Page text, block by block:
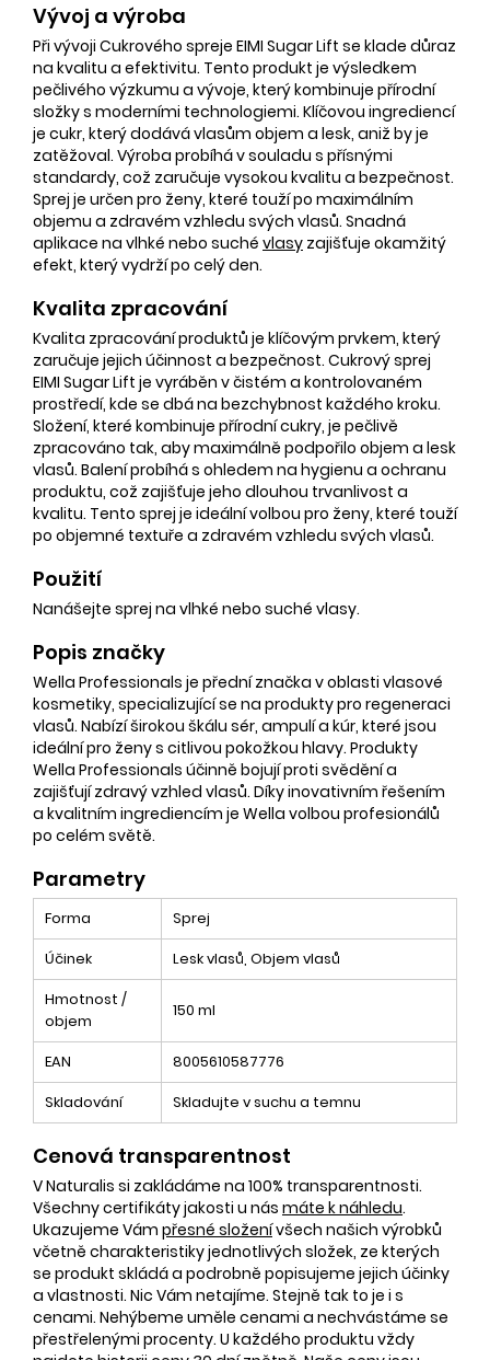
Vývoj a výroba
Při vývoji Cukrového spreje EIMI Sugar Lift se klade důraz
na kvalitu a efektivitu. Tento produkt je výsledkem
pečlivého výzkumu a vývoje, který kombinuje přírodní
složky s moderními technologiemi. Klíčovou ingrediencí
je cukr, který dodává vlasům objem a lesk, aniž by je
zatěžoval. Výroba probíhá v souladu s přísnými
standardy, což zaručuje vysokou kvalitu a bezpečnost.
Sprej je určen pro ženy, které touží po maximálním
objemu a zdravém vzhledu svých vlasů. Snadná
aplikace na vlhké nebo suché vlasy zajišťuje okamžitý
efekt, který vydrží po celý den.
Kvalita zpracování
Kvalita zpracování produktů je klíčovým prvkem, který
zaručuje jejich účinnost a bezpečnost. Cukrový sprej
EIMI Sugar Lift je vyráběn v čistém a kontrolovaném
prostředí, kde se dbá na bezchybnost každého kroku.
Složení, které kombinuje přírodní cukry, je pečlivě
zpracováno tak, aby maximálně podpořilo objem a lesk
vlasů. Balení probíhá s ohledem na hygienu a ochranu
produktu, což zajišťuje jeho dlouhou trvanlivost a
kvalitu. Tento sprej je ideální volbou pro ženy, které touží
po objemné textuře a zdravém vzhledu svých vlasů.
Použití
Nanášejte sprej na vlhké nebo suché vlasy.
Popis značky
Wella Professionals je přední značka v oblasti vlasové
kosmetiky, specializující se na produkty pro regeneraci
vlasů. Nabízí širokou škálu sér, ampulí a kúr, které jsou
ideální pro ženy s citlivou pokožkou hlavy. Produkty
Wella Professionals účinně bojují proti svědění a
zajišťují zdravý vzhled vlasů. Díky inovativním řešením
a kvalitním ingrediencím je Wella volbou profesionálů
po celém světě.
Parametry
Forma
Sprej
Účinek
Lesk vlasů, Objem vlasů
Hmotnost /
objem
150 ml
EAN
8005610587776
Skladování
Skladujte v suchu a temnu
Cenová transparentnost
V Naturalis si zakládáme na 100% transparentnosti.
Všechny certifikáty jakosti u nás máte k náhledu.
Ukazujeme Vám přesné složenívšech našich výrobků
včetně charakteristiky jednotlivých složek, ze kterých
se produkt skládá a podrobně popisujeme jejich účinky
a vlastnosti. Nic Vám netajíme. Stejně tak to je i s
cenami. Nehýbeme uměle cenami a nechvástáme se
přestřelenými procenty. U každého produktu vždy